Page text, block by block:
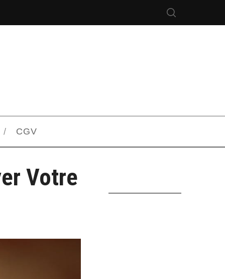
CGV
Votre